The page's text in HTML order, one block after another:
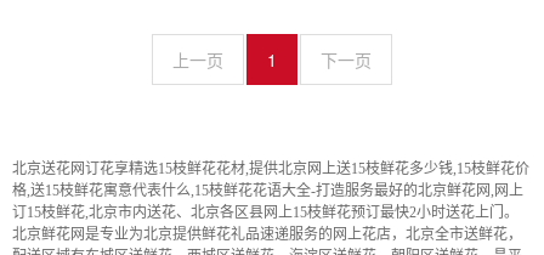
上一页 1 下一页
北京送花网订花享精选15枝鲜花花材,提供北京网上送15枝鲜花多少钱,15枝鲜花价
格,送15枝鲜花寓意代表什么,15枝鲜花花语大全-打造服务最好的北京鲜花网,网上
订15枝鲜花,北京市内送花、北京各区县网上15枝鲜花预订最快2小时送花上门。
北京鲜花网是专业为北京提供鲜花礼品速递服务的网上花店，北京全市送鲜花，